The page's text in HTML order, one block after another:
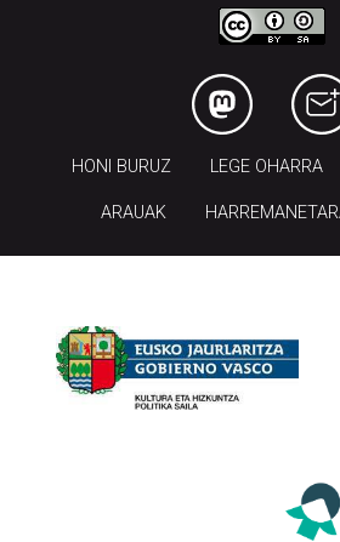
HONI BURUZ LEGE OHARRA
ARAUAK